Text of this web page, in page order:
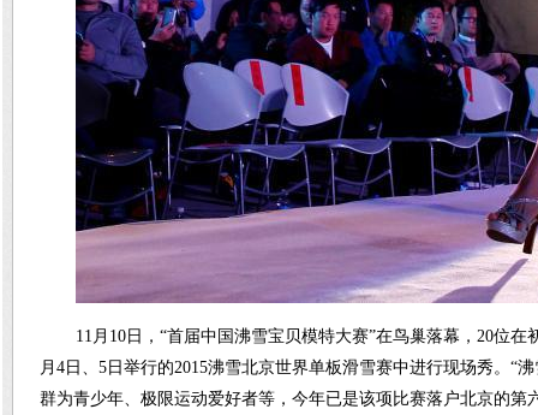
11月10日，“首届中国沸雪宝贝模特大赛”在鸟巢落幕，20位
月4日、5日举行的2015沸雪北京世界单板滑雪赛中进行现场秀。“
群为青少年、极限运动爱好者等，今年已是该项比赛落户北京的第